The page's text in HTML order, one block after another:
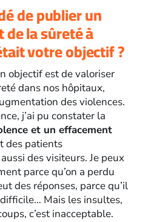
de publier un
la sûreté à
votre objectif ?
objectif est de valoriser
dans nos hôpitaux,
des violences.
j’ai pu constater la
et un effacement
des patients
des visiteurs. Je peux
parce qu’on a perdu
des réponses, parce qu’il
Mais les insultes,
c’est inacceptable.